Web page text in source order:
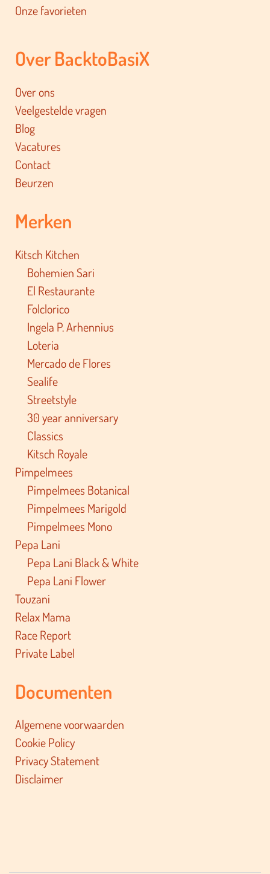
Onze favorieten
Over BacktoBasiX
Over ons
Veelgestelde vragen
Blog
Vacatures
Contact
Beurzen
Merken
Kitsch Kitchen
Bohemien Sari
El Restaurante
Folclorico
Ingela P. Arhennius
Loteria
Mercado de Flores
Sealife
Streetstyle
30 year anniversary
Classics
Kitsch Royale
Pimpelmees
Pimpelmees Botanical
Pimpelmees Marigold
Pimpelmees Mono
Pepa Lani
Pepa Lani Black & White
Pepa Lani Flower
Touzani
Relax Mama
Race Report
Private Label
Documenten
Algemene voorwaarden
Cookie Policy
Privacy Statement
Disclaimer